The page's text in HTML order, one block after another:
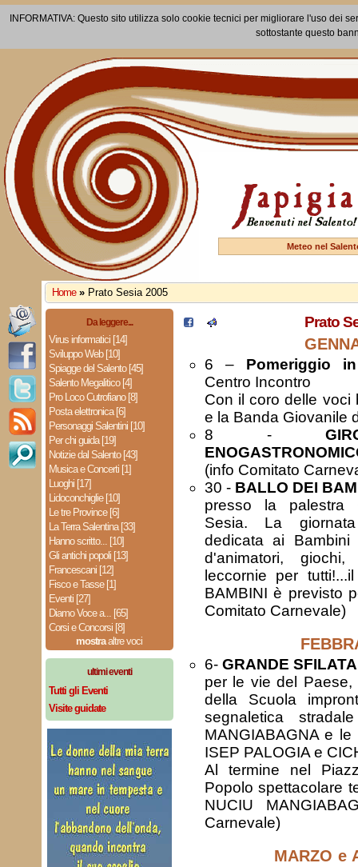
INFORMATIVA: Questo sito utilizza solo cookie tecnici per migliorare l'uso dei
sottostante questo
Meteo nel
Home » Prato Sesia 2005
Da leggere...
Virus informatici [14]
Sviluppo Web [10]
Spiagge del Salento [45]
Salento Megalitico [4]
Pro Loco Cutrofiano [8]
Posta elettronica [6]
Personaggi Salentini [10]
Per chi guida [19]
Notizie dal Salento [43]
Musica e Concerti [1]
Luoghi [17]
Lidoconchiglie [10]
Le tre Province [6]
La Terra Salentina [33]
Hanno scritto... [10]
Gli antichi popoli [13]
Francescani [12]
Fisco e Tasse [1]
Eventi [27]
Diamo Voce a... [65]
Corsi e Concorsi [8]
mostraaltre voci
ultimi eventi
Tutti gli Eventi
Visite guidate
Prato
6 – Pomeriggio
Centro Incontro
Con il coro delle voci
e la Banda Giovanile
8 -
(info Comitato
30 - BALLO DEI
presso la palestra
Sesia. La
dedicata ai Bambini
d'animatori,
leccornie per
BAMBINI è previsto
Comitato Carnevale)
6- GRANDE
per le vie del Paese,
della Scuola
segnaletica
MANGIABAGNA e
ISEP PALOGIA e
Al termine nel
Popolo spettacolare
NUCIU
Carnevale)
MARZO e